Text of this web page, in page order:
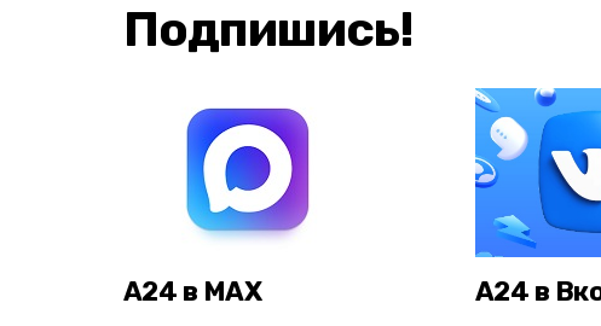
Подпишись!
А24 в MAX А24 в